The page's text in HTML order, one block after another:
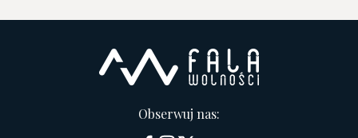
Obserwuj nas: